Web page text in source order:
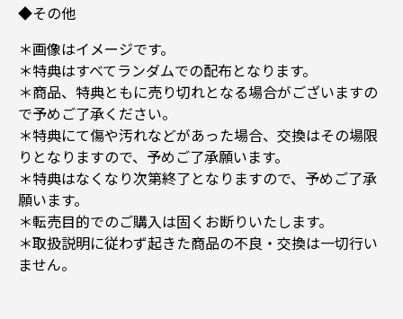
◆その他
＊画像はイメージです。
＊特典はすべてランダムでの配布となります。
＊商品、特典ともに売り切れとなる場合がございますの
で予めご了承ください。
＊特典にて傷や汚れなどがあった場合、交換はその場限
りとなりますので、予めご了承願います。
＊特典はなくなり次第終了となりますので、予めご了承
願います。
＊転売目的でのご購入は固くお断りいたします。
＊取扱説明に従わず起きた商品の不良・交換は一切行い
ません。